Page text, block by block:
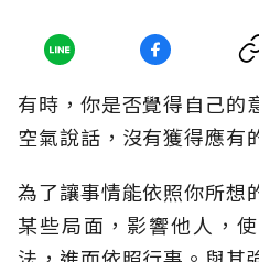
有時，你是否覺得自己的
空氣說話，沒有獲得應有
為了讓事情能依照你所想
某些局面，影響他人，